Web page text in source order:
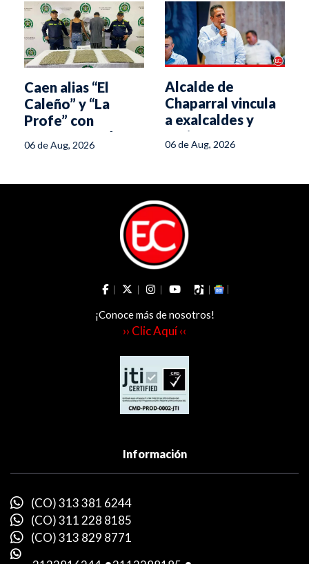
Caen alias “El
Caleño” y “La
Profe” con
cargamento de
marihuana en
06 de Aug, 2026
Alcalde de
Chaparral vincula
a exalcaldes y
aspirantes
políticos con
06 de Aug, 2026
¡Conoce más de nosotros!
›› Clic Aquí ‹‹
Información
(CO) 313 381 6244
(CO) 311 228 8185
(CO) 313 829 8771